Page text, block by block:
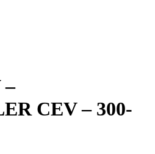
–
CEV – 300-